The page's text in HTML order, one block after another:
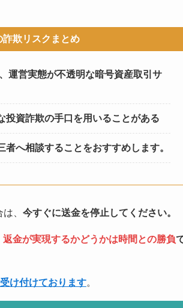
欺リスクまとめ
運営実態が不透明な暗号資産取引サ
投資詐欺の手口を用いることがある
へ相談することをおすすめします。
、 今すぐに送金を停止してください。
返金が実現するかどうかは時間との勝負
け付けております。